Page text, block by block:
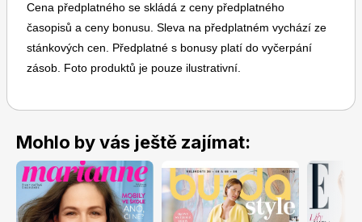
Cena předplatného se skládá z ceny předplatného
časopisů a ceny bonusu. Sleva na předplatném vychází ze
stánkových cen. Předplatné s bonusy platí do vyčerpání
zásob. Foto produktů je pouze ilustrativní.
Mohlo by vás ještě zajímat: